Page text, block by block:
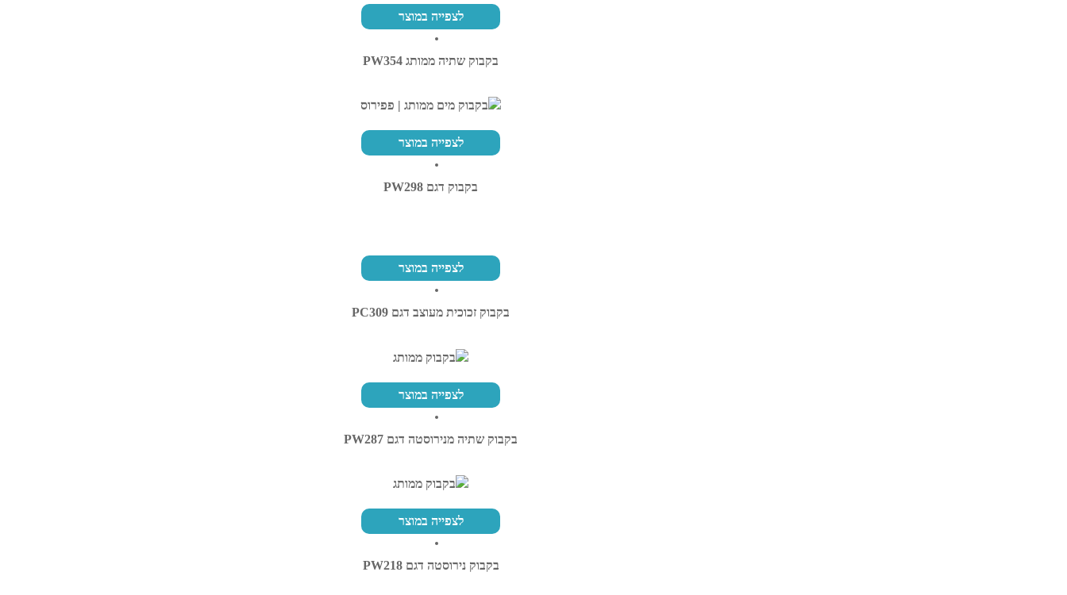
לצפייה במוצר
בקבוק שתיה ממותג PW354
לצפייה במוצר
בקבוק דגם PW298
לצפייה במוצר
בקבוק זכוכית מעוצב דגם PC309
לצפייה במוצר
בקבוק שתיה מנירוסטה דגם PW287
לצפייה במוצר
בקבוק נירוסטה דגם PW218